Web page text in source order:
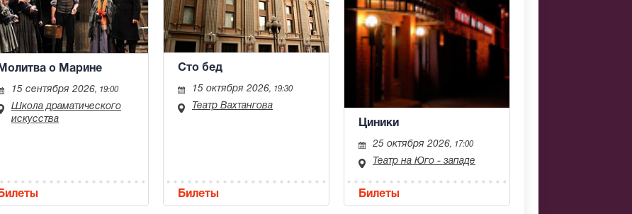
Молитва о Марине
15 сентября 2026, 19:00
Школа драматического
искусства
Билеты
Сто бед
15 октября 2026, 19:30
Театр Вахтангова
Билеты
Циники
25 октября 2026, 17:00
Театр на Юго - западе
Билеты